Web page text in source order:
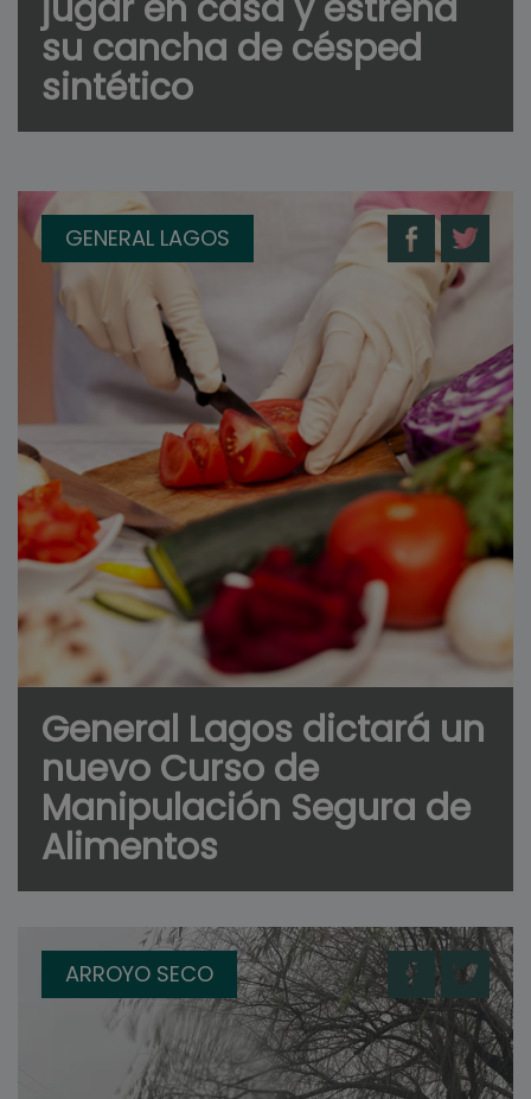
su cancha de césped
sintético
GENERAL LAGOS
General Lagos dictará un
nuevo Curso de
Manipulación Segura de
Alimentos
ARROYO SECO